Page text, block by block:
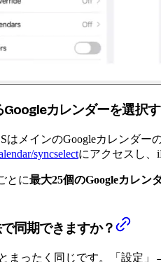
カレンダーを選択
はメインのGoogleカレンダ
syncselectにアクセスし、
とに最大25個のGoogleカレン
同期できますか？
とまったく同じです。「設定